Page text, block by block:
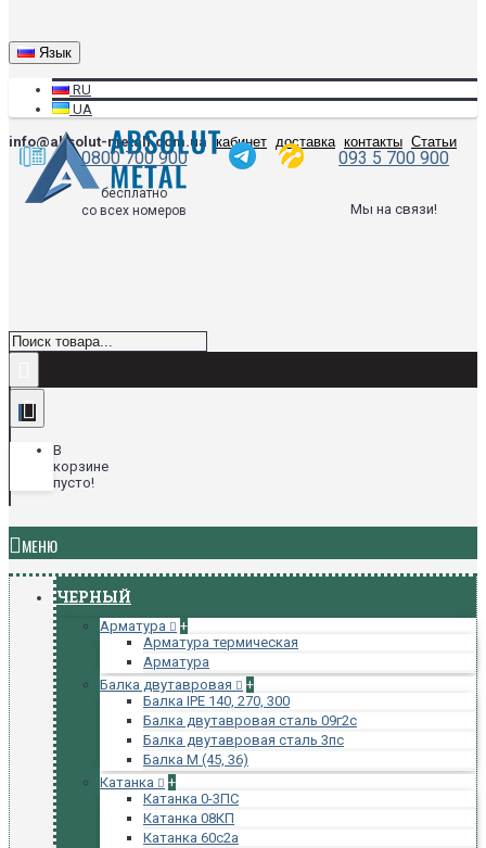
Язык
RU
UA
info@absolut-metall.com.ua
кабинет доставка контакты Статьи
0800 700 900 093 5 700 900
бесплатно
со всех номеров
Мы на связи!
В
корзине
пусто!
МЕНЮ
ЧЕРНЫЙ
Арматура
+
Арматура термическая
Арматура
Балка двутавровая
+
Балка IPE 140, 270, 300
Балка двутавровая сталь 09г2с
Балка двутавровая сталь 3пс
Балка М (45, 36)
Катанка
+
Катанка 0-3ПС
Катанка 08КП
Катанка 60с2а